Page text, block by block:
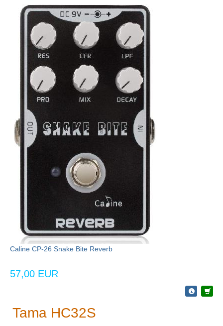
Caline CP-26 Snake Bite Reverb
57,00 EUR
Tama HC32S